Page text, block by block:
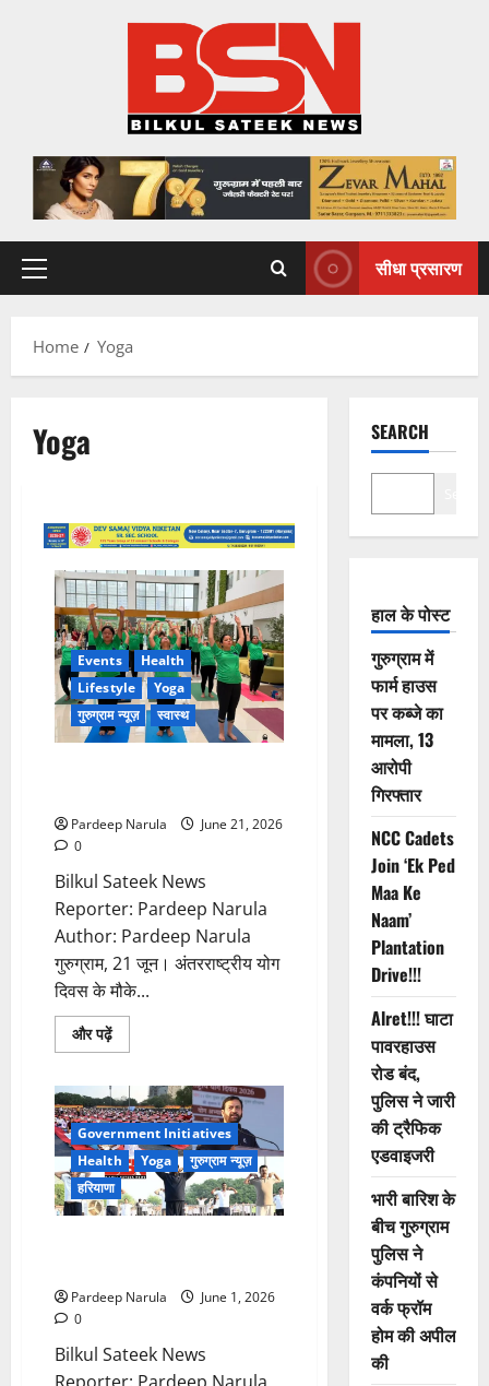
Primary
सीधा प्रसारण
Home Yoga
Yoga
Events
Health
Lifestyle
Yoga
गुरुग्राम न्यूज़
स्वास्थ
Pardeep Narula
June 21, 2026
0
Bilkul Sateek News
Reporter: Pardeep Narula
Author: Pardeep Narula
गुरुग्राम, 21 जून। अंतरराष्ट्रीय योग
दिवस के मौके...
और पढ़ेंRead
more
स्ट्रीक
के
सूर्याथॉन
में
108
सूर्य
नमस्कार!!!
Government Initiatives
Health
Yoga
गुरुग्राम न्यूज़
हरियाणा
Pardeep Narula
June 1, 2026
0
Bilkul Sateek News
SEARCH
हाल के पोस्ट
गुरुग्राम में
फार्म हाउस
पर कब्जे का
मामला, 13
आरोपी
गिरफ्तार
NCC Cadets
Join ‘Ek Ped
Maa Ke
Naam’
Plantation
Drive!!!
Alret!!! घाटा
पावरहाउस
रोड बंद,
पुलिस ने जारी
की ट्रैफिक
एडवाइजरी
भारी बारिश के
बीच गुरुग्राम
पुलिस ने
कंपनियों से
वर्क फ्रॉम
होम की अपील
की